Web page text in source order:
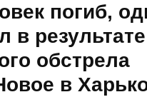
погиб,
в результате
обстрела
в